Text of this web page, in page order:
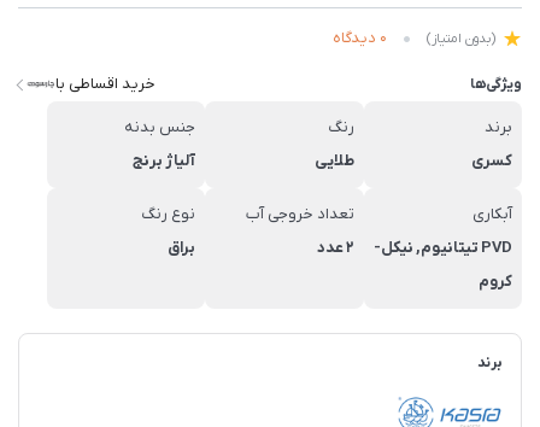
(بدون امتیاز) 0 دیدگاه
ویژگی‌ها خرید اقساطی با
برند
کسری
رنگ
طلایی
جنس بدنه
آلیاژ برنج
آبکاری
PVD تیتانیوم, نیکل-
کروم
تعداد خروجی آب
2 عدد
نوع رنگ
براق
برند